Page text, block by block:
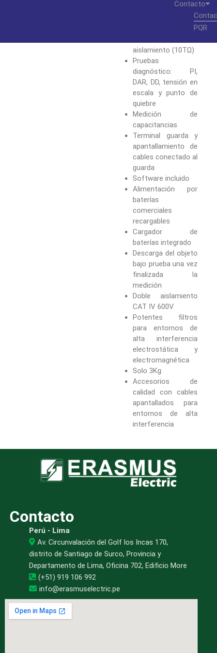
Contacto
PQR
vs tiempo mientras
Amplísimo rango de
aislamiento (10TΩ)
Pruebas
diagnóstico: PI,
DAR, DD, tensión en
escala y punto de
quiebre
Medición de
capacitancias
Terminal guarda y
apantallamiento de
cables conectado al
guarda
Software incluido
Alimentación por
baterías
comerciales
recargables
Cargador de
baterías integrado
Descarga del objeto
bajo prueba una vez
finalizada la
medición
Doble aislamiento
CAT IV 600V
Potentes filtros
para entornos de
alta interferencia
electrostática y
electromagnética
Solo 3Kg
Accesorios de
calidad con cables
apantallados para
entornos de alta
interferencia
Contacto
Perú - Lima
Av. Circunvalación del Golf los Incas 170,
distrito de Santiago de Surco, Provincia y
Departamento de Lima, Oficina 702, Edificio More
(+51) 919 106 992
info@erasmuselectric.pe